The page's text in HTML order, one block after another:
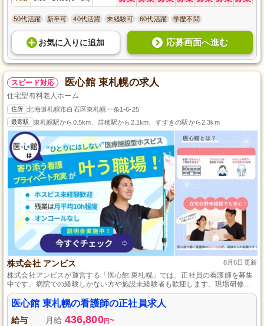
50代活躍 新卒可 40代活躍 未経験可 60代活躍 学歴不問
お気に入り に追加 応募画面へ進む
スピード対応 医心館 東札幌の求人
住宅型有料老人ホーム
住所 北海道札幌市白石区東札幌一条1-6-25
最寄駅 東札幌駅から0.5km、苗穂駅から2.1km、すすきの駅から2.3km
株式会社 アンビス 8月6日更新
株式会社アンビスが運営する「医心館 東札幌」では、正社員の看護師を募集
中です。病院での経験しかない方や施設未経験者も歓迎します。現場研修が
充実しており、入職後のサポートも万全です。ご経験を生かし、安全で安心
な介護サービスを一緒に提供しませんか？興味を持たれた方のご応募をお待
ちしております。
医心館 東札幌の看護師の正社員求人
給与 月給 436,800円~